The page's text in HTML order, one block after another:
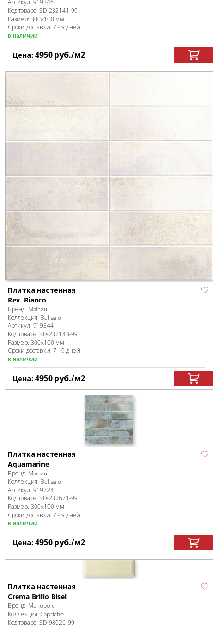
Артикул: 919346
Код товара: SD-232141-99
Размер: 300x100 мм
Сроки доставки: 7 - 9 дней
в наличии
Цена: 4950 руб./м2
Плитка настенная
Rev. Bianco
Бренд: Mainzu
Коллекция: Bellagio
Артикул: 919344
Код товара: SD-232143-99
Размер: 300x100 мм
Сроки доставки: 7 - 9 дней
в наличии
Цена: 4950 руб./м2
Плитка настенная
Aquamarine
Бренд: Mainzu
Коллекция: Bellagio
Артикул: 919724
Код товара: SD-232671-99
Размер: 300x100 мм
Сроки доставки: 7 - 9 дней
в наличии
Цена: 4950 руб./м2
Плитка настенная
Crema Brillo Bisel
Бренд: Monopole
Коллекция: Capricho
Код товара: SD-98026-99